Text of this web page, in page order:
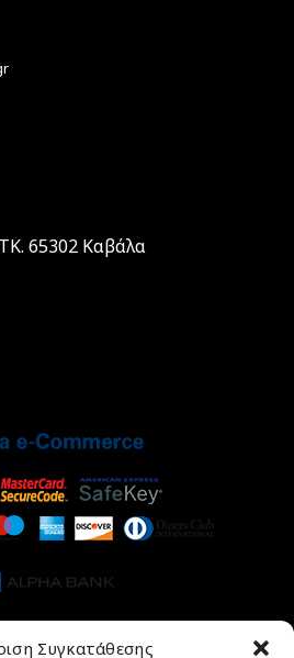
Συγκατάθεσης
65302 Καβάλα